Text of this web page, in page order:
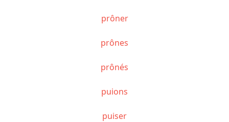
prôner
prônes
prônés
puions
puiser